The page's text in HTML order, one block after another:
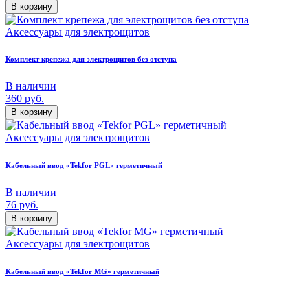
В корзину
Аксессуары для электрощитов
Комплект крепежа для электрощитов без отступа
В наличии
360 руб.
В корзину
Аксессуары для электрощитов
Кабельный ввод «Tekfor PGL» герметичный
В наличии
76 руб.
В корзину
Аксессуары для электрощитов
Кабельный ввод «Tekfor MG» герметичный